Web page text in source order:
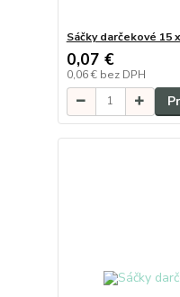
Sáčky darčekové 15
0,07 €
0,06 € bez DPH